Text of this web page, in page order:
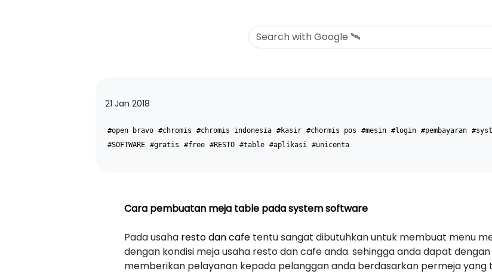
21 Jan 2018
#open bravo #chromis #chromis indonesia #kasir #chormis pos #mesin #login #pembayaran
#SOFTWARE #gratis #free #RESTO #table #aplikasi #unicenta
Cara pembuatan meja table pada system software
Pada usaha resto dan cafe tentu sangat dibutuhkan untuk membuat menu
dengan kondisi meja usaha resto dan cafe anda. sehingga anda dapat
memberikan pelayanan kepada pelanggan anda berdasarkan permeja